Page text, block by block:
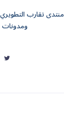
منتدى تقارب